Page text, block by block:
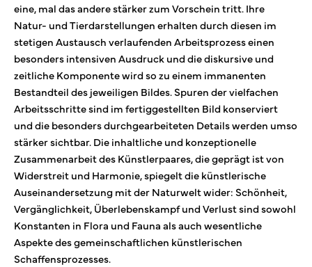
eine, mal das andere stärker zum Vorschein tritt. Ihre
Natur- und Tierdarstellungen erhalten durch diesen im
stetigen Austausch verlaufenden Arbeitsprozess einen
besonders intensiven Ausdruck und die diskursive und
zeitliche Komponente wird so zu einem immanenten
Bestandteil des jeweiligen Bildes. Spuren der vielfachen
Arbeitsschritte sind im fertiggestellten Bild konserviert
und die besonders durchgearbeiteten Details werden umso
stärker sichtbar. Die inhaltliche und konzeptionelle
Zusammenarbeit des Künstlerpaares, die geprägt ist von
Widerstreit und Harmonie, spiegelt die künstlerische
Auseinandersetzung mit der Naturwelt wider: Schönheit,
Vergänglichkeit, Überlebenskampf und Verlust sind sowohl
Konstanten in Flora und Fauna als auch wesentliche
Aspekte des gemeinschaftlichen künstlerischen
Schaffensprozesses.